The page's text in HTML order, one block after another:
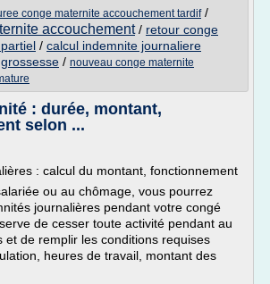
conge maternite accouchement tardif/
accouchement/ retour conge
/ calcul indemnite journaliere
/ nouveau conge maternite
: durée, montant,
selon ...
: calcul du montant, fonctionnement
ou au chômage, vous pourrez
journalières pendant votre congé
de cesser toute activité pendant au
et de remplir les conditions requises
heures de travail, montant des